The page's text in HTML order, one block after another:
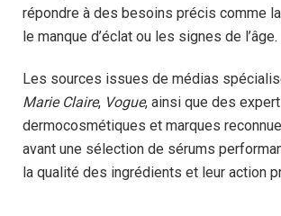
répondre à des besoins précis comme
le manque d’éclat ou les signes de l’âge.
Les sources issues de médias
Marie Claire, Vogue, ainsi que des
dermocosmétiques et marques
avant une sélection de sérums
la qualité des ingrédients et leur action